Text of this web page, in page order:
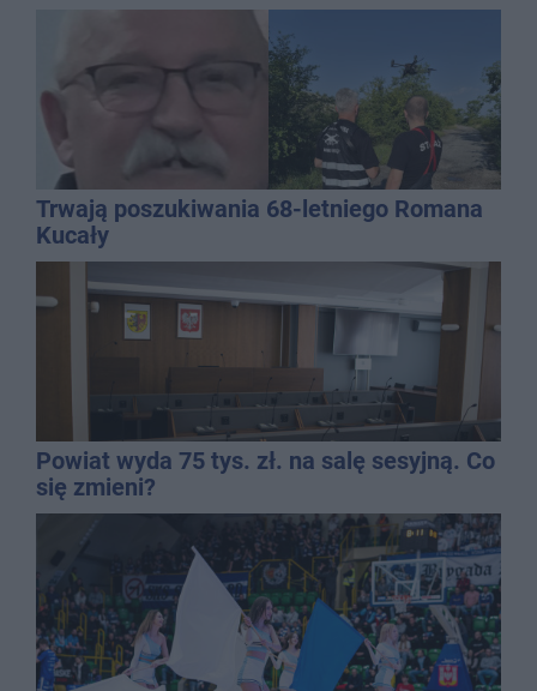
Trwają poszukiwania 68-letniego Romana
Kucały
Powiat wyda 75 tys. zł. na salę sesyjną. Co
się zmieni?